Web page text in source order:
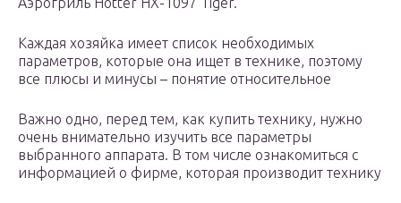
Каждая хозяйка имеет список необходимых
параметров, которые она ищет в технике, поэтому
все плюсы и минусы – понятие относительное
Важно одно, перед тем, как купить технику, нужно
очень внимательно изучить все параметры
выбранного аппарата. В том числе ознакомиться с
информацией о фирме, которая производит технику